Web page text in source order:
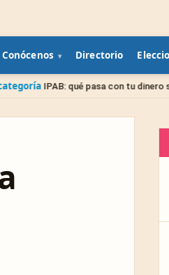
Conócenos Directorio
pasa con tu dinero si tu banco